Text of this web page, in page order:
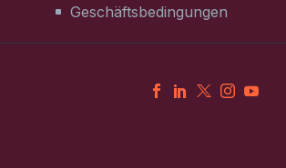
Geschäftsbedingungen